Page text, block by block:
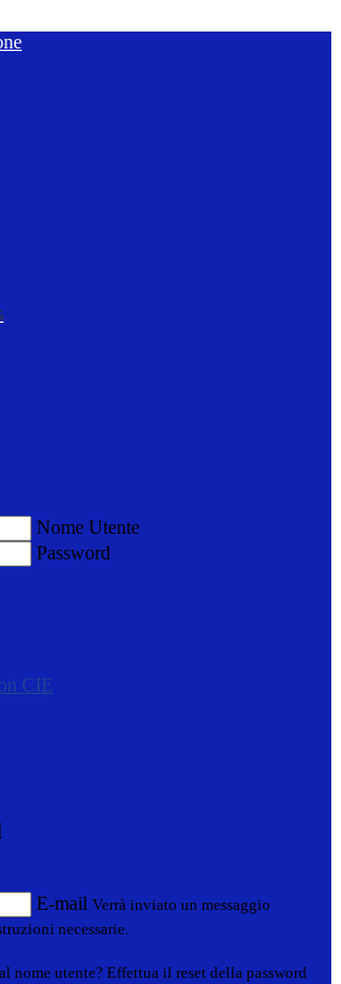
Nome Utente
Password
CIE
E-mail Verrà inviato un messaggio
necessarie.
nome utente? Effettua il reset della password